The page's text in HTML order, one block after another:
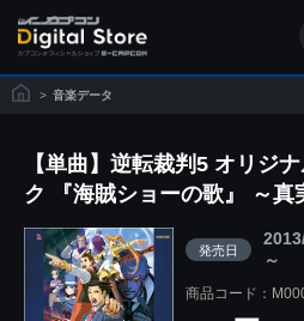
> 音楽データ
【単曲】逆転裁判5 オリジ
ク 『海賊ショーの歌』 ～真
発売日
～
商品コード：